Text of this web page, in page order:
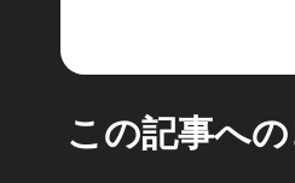
この記事へ